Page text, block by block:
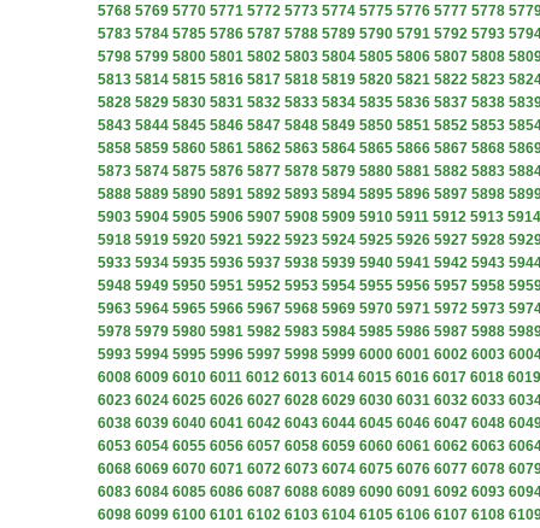
5768 5769 5770 5771 5772 5773 5774 5775 5776 5777 5778
5783 5784 5785 5786 5787 5788 5789 5790 5791 5792 5793
5798 5799 5800 5801 5802 5803 5804 5805 5806 5807 5808
5813 5814 5815 5816 5817 5818 5819 5820 5821 5822 5823
5828 5829 5830 5831 5832 5833 5834 5835 5836 5837 5838
5843 5844 5845 5846 5847 5848 5849 5850 5851 5852 5853
5858 5859 5860 5861 5862 5863 5864 5865 5866 5867 5868
5873 5874 5875 5876 5877 5878 5879 5880 5881 5882 5883
5888 5889 5890 5891 5892 5893 5894 5895 5896 5897 5898
5903 5904 5905 5906 5907 5908 5909 5910 5911 5912 5913 5914
5918 5919 5920 5921 5922 5923 5924 5925 5926 5927 5928
5933 5934 5935 5936 5937 5938 5939 5940 5941 5942 5943
5948 5949 5950 5951 5952 5953 5954 5955 5956 5957 5958
5963 5964 5965 5966 5967 5968 5969 5970 5971 5972 5973
5978 5979 5980 5981 5982 5983 5984 5985 5986 5987 5988
5993 5994 5995 5996 5997 5998 5999 6000 6001 6002 6003
6008 6009 6010 6011 6012 6013 6014 6015 6016 6017 6018 6019
6023 6024 6025 6026 6027 6028 6029 6030 6031 6032 6033
6038 6039 6040 6041 6042 6043 6044 6045 6046 6047 6048
6053 6054 6055 6056 6057 6058 6059 6060 6061 6062 6063
6068 6069 6070 6071 6072 6073 6074 6075 6076 6077 6078
6083 6084 6085 6086 6087 6088 6089 6090 6091 6092 6093
6098 6099 6100 6101 6102 6103 6104 6105 6106 6107 6108